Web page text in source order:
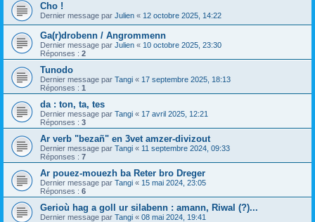
Cho !
Dernier message par Julien « 12 octobre 2025, 14:22
Ga(r)drobenn / Angrommenn
Dernier message par Julien « 10 octobre 2025, 23:30
Réponses : 2
Tunodo
Dernier message par Tangi « 17 septembre 2025, 18:13
Réponses : 1
da : ton, ta, tes
Dernier message par Tangi « 17 avril 2025, 12:21
Réponses : 3
Ar verb "bezañ" en 3vet amzer-divizout
Dernier message par Tangi « 11 septembre 2024, 09:33
Réponses : 7
Ar pouez-mouezh ba Reter bro Dreger
Dernier message par Tangi « 15 mai 2024, 23:05
Réponses : 6
Gerioù hag a goll ur silabenn : amann, Riwal (?)...
Dernier message par Tangi « 08 mai 2024, 19:41